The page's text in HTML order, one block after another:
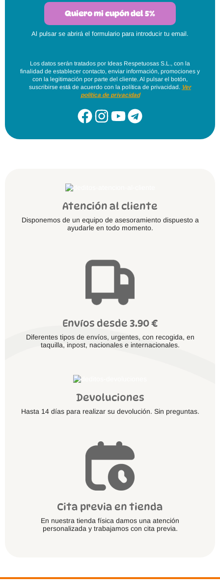
Quiero mi cupón del 5%
Al pulsar se abrirá el formulario para introducir tu email.
Los datos serán tratados por Ideas Respetuosas S.L., con la
finalidad de establecer contacto, enviar información, promociones y
con la legitimación por parte del cliente. Al pulsar el botón,
suscribirse está de acuerdo con la política de privacidad. Ver
política de privacidad
Atención al cliente
Disponemos de un equipo de asesoramiento dispuesto a
ayudarle en todo momento.
Envíos desde 3.90 €
Diferentes tipos de envíos, urgentes, con recogida, en
taquilla, inpost, nacionales e internacionales.
Devoluciones
Hasta 14 días para realizar su devolución. Sin preguntas.
Cita previa en tienda
En nuestra tienda física damos una atención
personalizada y trabajamos con cita previa.